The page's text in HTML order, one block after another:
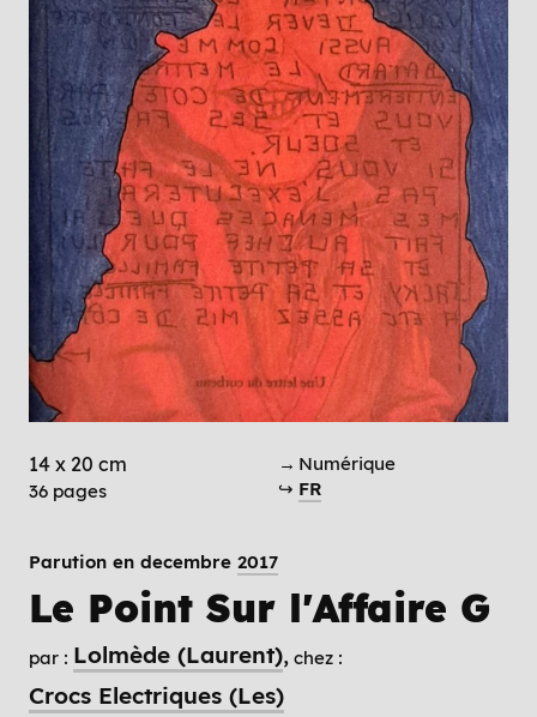
14 x 20 cm
36 pages
→ Numérique
↪ FR
Parution en decembre 2017
Le Point Sur l'Affaire G
par : Lolmède (Laurent) chez :
Crocs Electriques (Les)